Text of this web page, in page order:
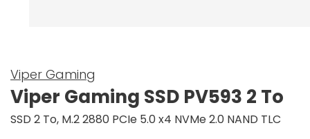
Viper Gaming
Viper Gaming SSD PV593 2 To
SSD 2 To, M.2 2880 PCIe 5.0 x4 NVMe 2.0 NAND TLC